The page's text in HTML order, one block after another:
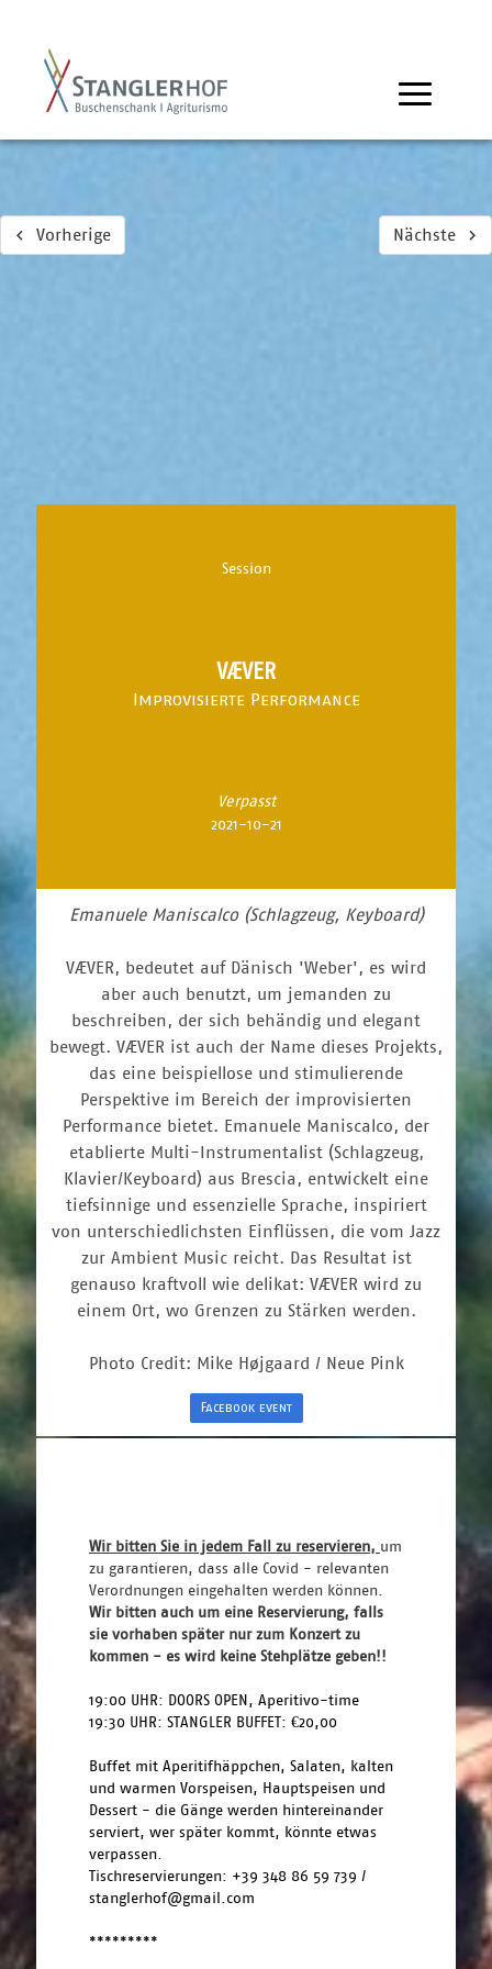
Vorherige Nächste
Session
VÆVER
Improvisierte Performance
Verpasst
2021-10-21
Emanuele Maniscalco (Schlagzeug, Keyboard)
VÆVER, bedeutet auf Dänisch 'Weber', es wird
aber auch benutzt, um jemanden zu
beschreiben, der sich behändig und elegant
bewegt. VÆVER ist auch der Name dieses Projekts,
das eine beispiellose und stimulierende
Perspektive im Bereich der improvisierten
Performance bietet. Emanuele Maniscalco, der
etablierte Multi-Instrumentalist (Schlagzeug,
Klavier/Keyboard) aus Brescia, entwickelt eine
tiefsinnige und essenzielle Sprache, inspiriert
von unterschiedlichsten Einflüssen, die vom Jazz
zur Ambient Music reicht. Das Resultat ist
genauso kraftvoll wie delikat: VÆVER wird zu
einem Ort, wo Grenzen zu Stärken werden.
Photo Credit: Mike Højgaard / Neue Pink
Facebook event
Wir bitten Sie in jedem Fall zu reservieren, um
zu garantieren, dass alle Covid - relevanten
Verordnungen eingehalten werden können.
Wir bitten auch um eine Reservierung, falls
sie vorhaben später nur zum Konzert zu
kommen - es wird keine Stehplätze geben!!
19:00 UHR: DOORS OPEN, Aperitivo-time
19:30 UHR: STANGLER BUFFET: €20,00
Buffet mit Aperitifhäppchen, Salaten, kalten
und warmen Vorspeisen, Hauptspeisen und
Dessert - die Gänge werden hintereinander
serviert, wer später kommt, könnte etwas
verpassen.
Tischreservierungen: +39 348 86 59 739 /
stanglerhof@gmail.com
*********